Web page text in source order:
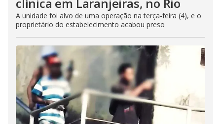
A unidade foi alvo de uma operação na terça-feira (4), e o
proprietário do estabelecimento acabou preso